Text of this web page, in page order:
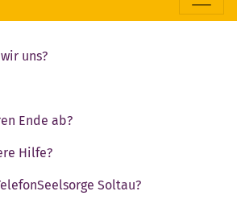
uns?
Ende ab?
Hilfe?
Soltau?